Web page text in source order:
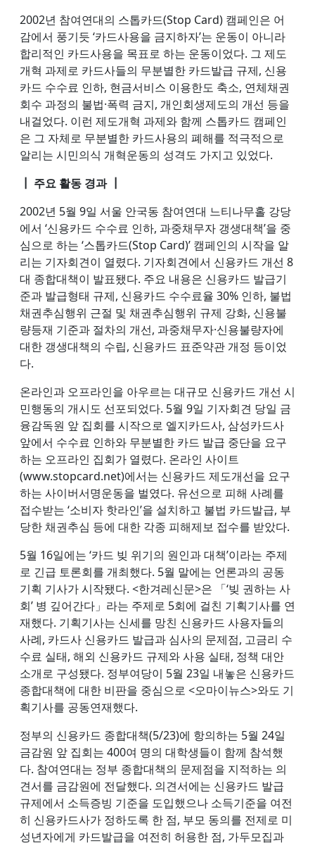
2002년 참여연대의 스톱카드(Stop Card) 캠페인은 어
감에서 풍기듯 ‘카드사용을 금지하자’는 운동이 아니라
합리적인 카드사용을 목표로 하는 운동이었다. 그 제도
개혁 과제로 카드사들의 무분별한 카드발급 규제, 신용
카드 수수료 인하, 현금서비스 이용한도 축소, 연체채권
회수 과정의 불법·폭력 금지, 개인회생제도의 개선 등을
내걸었다. 이런 제도개혁 과제와 함께 스톱카드 캠페인
은 그 자체로 무분별한 카드사용의 폐해를 적극적으로
알리는 시민의식 개혁운동의 성격도 가지고 있었다.
┃ 주요 활동 경과 ┃
2002년 5월 9일 서울 안국동 참여연대 느티나무홀 강당
에서 ‘신용카드 수수료 인하, 과중채무자 갱생대책’을 중
심으로 하는 ‘스톱카드(Stop Card)’ 캠페인의 시작을 알
리는 기자회견이 열렸다. 기자회견에서 신용카드 개선 8
대 종합대책이 발표됐다. 주요 내용은 신용카드 발급기
준과 발급형태 규제, 신용카드 수수료율 30% 인하, 불법
채권추심행위 근절 및 채권추심행위 규제 강화, 신용불
량등재 기준과 절차의 개선, 과중채무자·신용불량자에
대한 갱생대책의 수립, 신용카드 표준약관 개정 등이었
다.
온라인과 오프라인을 아우르는 대규모 신용카드 개선 시
민행동의 개시도 선포되었다. 5월 9일 기자회견 당일 금
융감독원 앞 집회를 시작으로 엘지카드사, 삼성카드사
앞에서 수수료 인하와 무분별한 카드 발급 중단을 요구
하는 오프라인 집회가 열렸다. 온라인 사이트
(www.stopcard.net)에서는 신용카드 제도개선을 요구
하는 사이버서명운동을 벌였다. 유선으로 피해 사례를
접수받는 ‘소비자 핫라인’을 설치하고 불법 카드발급, 부
당한 채권추심 등에 대한 각종 피해제보 접수를 받았다.
5월 16일에는 ‘카드 빚 위기의 원인과 대책’이라는 주제
로 긴급 토론회를 개최했다. 5월 말에는 언론과의 공동
기획 기사가 시작됐다. <한겨레신문>은 「‘빚 권하는 사
회’ 병 깊어간다」라는 주제로 5회에 걸친 기획기사를 연
재했다. 기획기사는 신세를 망친 신용카드 사용자들의
사례, 카드사 신용카드 발급과 심사의 문제점, 고금리 수
수료 실태, 해외 신용카드 규제와 사용 실태, 정책 대안
소개로 구성됐다. 정부여당이 5월 23일 내놓은 신용카드
종합대책에 대한 비판을 중심으로 <오마이뉴스>와도 기
획기사를 공동연재했다.
정부의 신용카드 종합대책(5/23)에 항의하는 5월 24일
금감원 앞 집회는 400여 명의 대학생들이 함께 참석했
다. 참여연대는 정부 종합대책의 문제점을 지적하는 의
견서를 금감원에 전달했다. 의견서에는 신용카드 발급
규제에서 소득증빙 기준을 도입했으나 소득기준을 여전
히 신용카드사가 정하도록 한 점, 부모 동의를 전제로 미
성년자에게 카드발급을 여전히 허용한 점, 가두모집과